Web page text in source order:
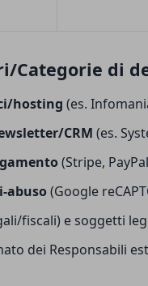
Categorie di
hosting (es.
CRM (es.
(Stripe,
abuso(Google
fiscali) e soggetti
dei Responsabili